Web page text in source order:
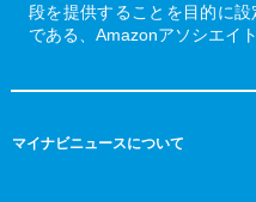
段を提供することを目的に
である、Amazonアソシエイ
マイナビニュースについて